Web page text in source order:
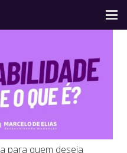
para quem deseja